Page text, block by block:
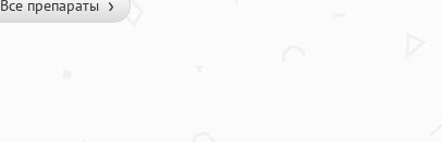
Все препараты